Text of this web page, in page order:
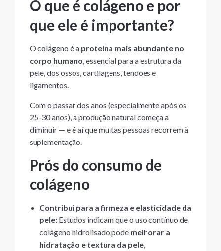
O que é colágeno e por
que ele é importante?
O colágeno é a proteína mais abundante no
corpo humano , essencial para a estrutura da
pele, dos ossos, cartilagens, tendões e
ligamentos.
Com o passar dos anos (especialmente após os
25-30 anos), a produção natural começa a
diminuir — e é aí que muitas pessoas recorrem à
suplementação.
Prós do consumo de
colágeno
Contribui para a firmeza e elasticidade da
pele: Estudos indicam que o uso contínuo de
colágeno hidrolisado pode melhorar a
hidratação e textura da pele